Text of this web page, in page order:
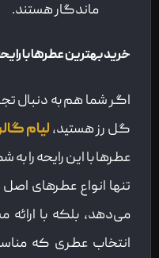
ماندگار هستند.
خرید بهترین عطرها با
اگر شما هم به دنبال
گل رز هستید، لیام
عطرها با این رایحه را
تنها انواع عطرهای اصل
می‌دهد، بلکه با ارائه
انتخاب عطری که